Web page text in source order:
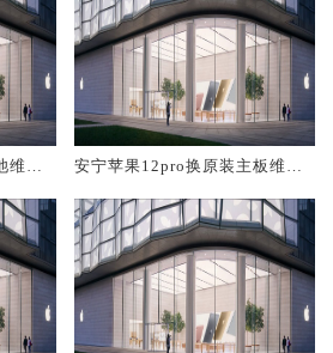
修
安宁苹果12pro换原装主板维修